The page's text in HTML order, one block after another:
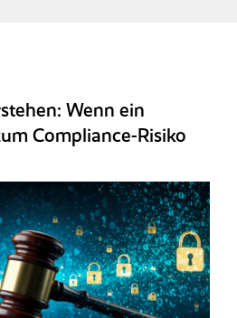
Wenn ein
Compliance-Risiko